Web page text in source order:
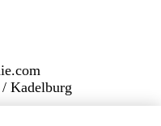
Kadelburg